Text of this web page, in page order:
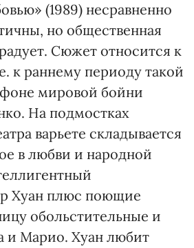
(1989) несравненно
но общественная
Сюжет относится к
к раннему периоду такой
мировой бойни
На подмостках
варьете складывается
в любви и народной
Хуан плюс поющие
обольстительные и
и Марио. Хуан любит